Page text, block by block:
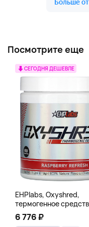
Посмотрите еще
СЕГОДНЯ ДЕШЕВЛЕ
EHPlabs, Oxyshred,
термогенное
сжигания жира,
освежение, 318 г (11,2
6 776 ₽